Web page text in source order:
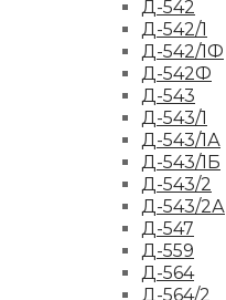
Д-542
Д-542/1
Д-542/1Ф
Д-542Ф
Д-543
Д-543/1
Д-543/1А
Д-543/1Б
Д-543/2
Д-543/2А
Д-547
Д-559
Д-564
Д-564/2